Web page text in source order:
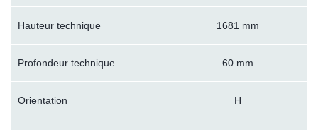
Hauteur technique 1681 mm
Profondeur technique 60 mm
Orientation H